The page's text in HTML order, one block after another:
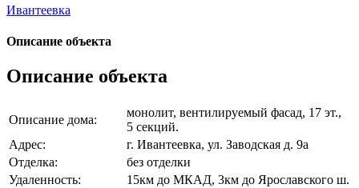
Ивантеевка
Описание объекта
Описание объекта
Описание дома:
монолит, вентилируемый фасад, 17 эт.,
5 секций.
Адрес:
г. Ивантеевка, ул. Заводская д. 9а
Отделка:
без отделки
Удаленность:
15км до МКАД, 3км до Ярославского ш.